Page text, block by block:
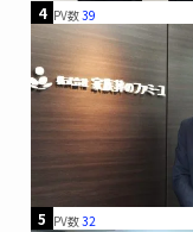
4 PV数39
5 PV数32